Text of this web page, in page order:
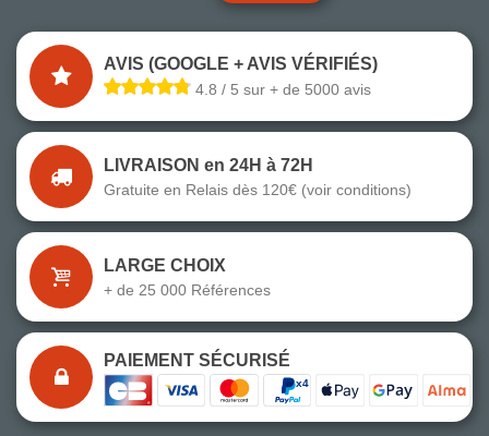
AVIS (GOOGLE + AVIS VÉRIFIÉS)
4.8 / 5 sur + de 5000 avis
LIVRAISON en 24H à 72H
Gratuite en Relais dès 120€ (voir conditions)
LARGE CHOIX
+ de 25 000 Références
PAIEMENT SÉCURISÉ